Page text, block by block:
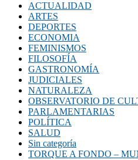
ACTUALIDAD
ARTES
DEPORTES
ECONOMIA
FEMINISMOS
FILOSOFÍA
GASTRONOMÍA
JUDICIALES
NATURALEZA
OBSERVATORIO DE
PARLAMENTARIAS
POLÍTICA
SALUD
Sin categoría
TORQUE A FONDO –